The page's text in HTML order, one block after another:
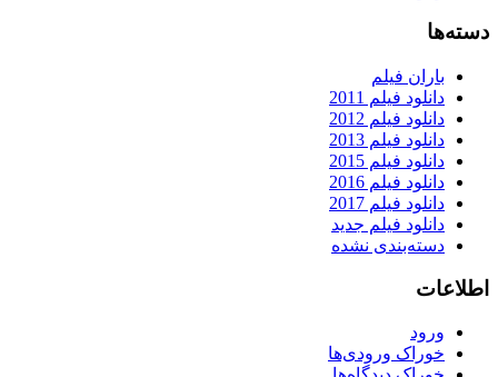
دسته‌ها
باران فیلم
دانلود فیلم 2011
دانلود فیلم 2012
دانلود فیلم 2013
دانلود فیلم 2015
دانلود فیلم 2016
دانلود فیلم 2017
دانلود فیلم جدید
دسته‌بندی نشده
اطلاعات
ورود
خوراک ورودی‌ها